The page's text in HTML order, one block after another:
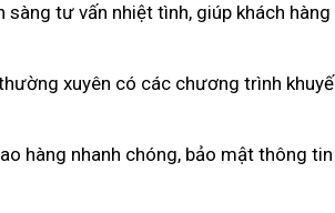
sàng tư vấn nhiệt tình, giúp khách
xuyên có các chương trình
hàng nhanh chóng, bảo mật thông